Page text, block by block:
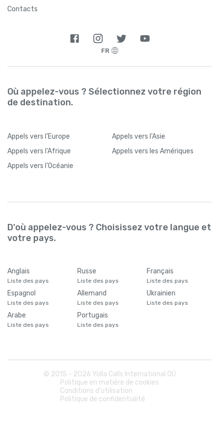
Contacts
FR
Où appelez-vous ? Sélectionnez votre région
de destination.
Appels vers l’Europe Appels vers l’Asie
Appels vers l’Afrique Appels vers les Amériques
Appels vers l’Océanie
D'où appelez-vous ? Choisissez votre langue et
votre pays.
Anglais
Liste des pays
Russe
Liste des pays
Français
Liste des pays
Espagnol
Liste des pays
Allemand
Liste des pays
Ukrainien
Liste des pays
Arabe
Liste des pays
Portugais
Liste des pays
© 2015 - 2026 Yolla Calls International OÜ
Politique en matière de cookies
Conditions d'utilisation
Politique de confidentialité